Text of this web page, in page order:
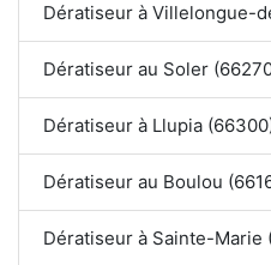
Dératiseur à Villelongue-
Dératiseur au Soler
Dératiseur à Llupia
Dératiseur au Boulou
Dératiseur à Sainte-Marie